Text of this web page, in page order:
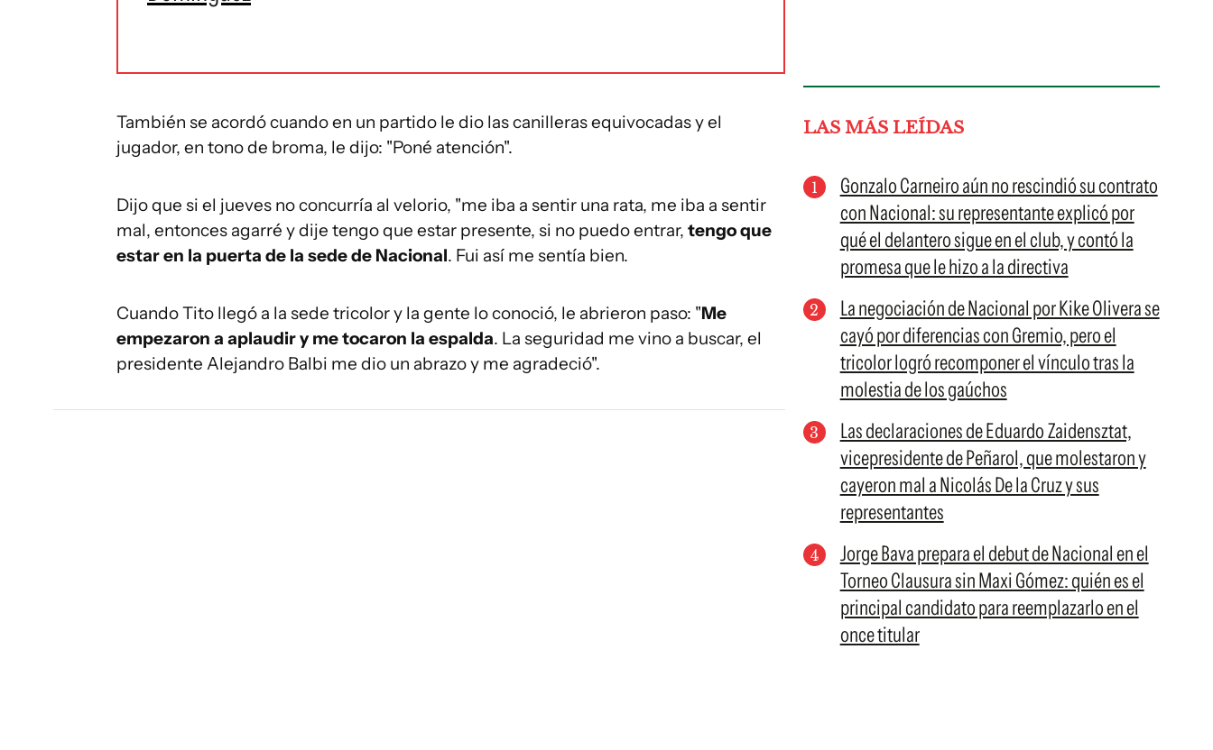
También se acordó cuando en un partido le dio las canilleras equivocadas y el
jugador, en tono de broma, le dijo: "Poné atención".
Dijo que si el jueves no concurría al velorio, "me iba a sentir una rata, me iba a sentir
mal, entonces agarré y dije tengo que estar presente, si no puedo entrar, tengo que
estar en la puerta de la sede de Nacional. Fui así me sentía bien.
Cuando Tito llegó a la sede tricolor y la gente lo conoció, le abrieron paso: "Me
empezaron a aplaudir y me tocaron la espalda. La seguridad me vino a buscar, el
presidente Alejandro Balbi me dio un abrazo y me agradeció".
LAS MÁS LEÍDAS
Gonzalo Carneiro aún no rescindió su contrato
con Nacional: su representante explicó por
qué el delantero sigue en el club, y contó la
promesa que le hizo a la directiva
La negociación de Nacional por Kike Olivera se
cayó por diferencias con Gremio, pero el
tricolor logró recomponer el vínculo tras la
molestia de los gaúchos
Las declaraciones de Eduardo Zaidensztat,
vicepresidente de Peñarol, que molestaron y
cayeron mal a Nicolás De la Cruz y sus
representantes
Jorge Bava prepara el debut de Nacional en el
Torneo Clausura sin Maxi Gómez: quién es el
principal candidato para reemplazarlo en el
once titular